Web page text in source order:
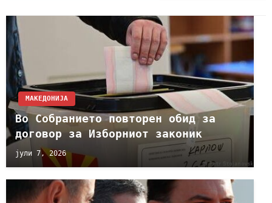
МАКЕДОНИЈА
Во Собранието повторен обид за
договор за Изборниот законик
јули 7, 2026